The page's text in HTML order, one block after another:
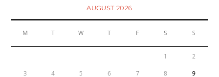
AUGUST 2026
M T W T F S S
1 2
3 4 5 6 7 8 9